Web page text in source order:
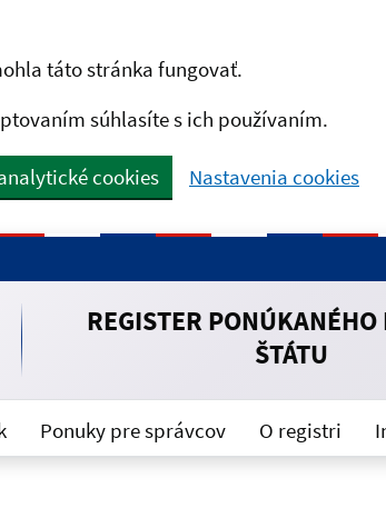
táto stránka fungovať.
súhlasíte s ich používaním.
cookies Nastavenia cookies
REGISTER
ŠTÁTU
Ponuky pre správcov O registri